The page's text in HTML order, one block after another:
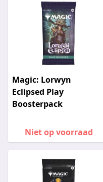
Magic: Lorwyn
Eclipsed Play
Boosterpack
Niet op voorraad